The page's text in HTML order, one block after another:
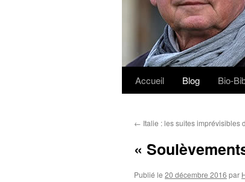
Aller
contenu
Accueil Blog Bio-
← Italie : les suites imprévisibles
«
Publié le 20 décembre 2016 par